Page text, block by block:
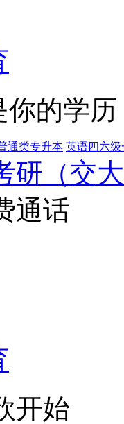
的学
通类专升本 英语四六
研（交
通话
开始